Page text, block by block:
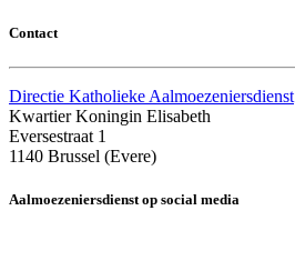
Contact
Directie Katholieke Aalmoezeniersdienst
Kwartier Koningin Elisabeth
Eversestraat 1
1140 Brussel (Evere)
Aalmoezeniersdienst op social media